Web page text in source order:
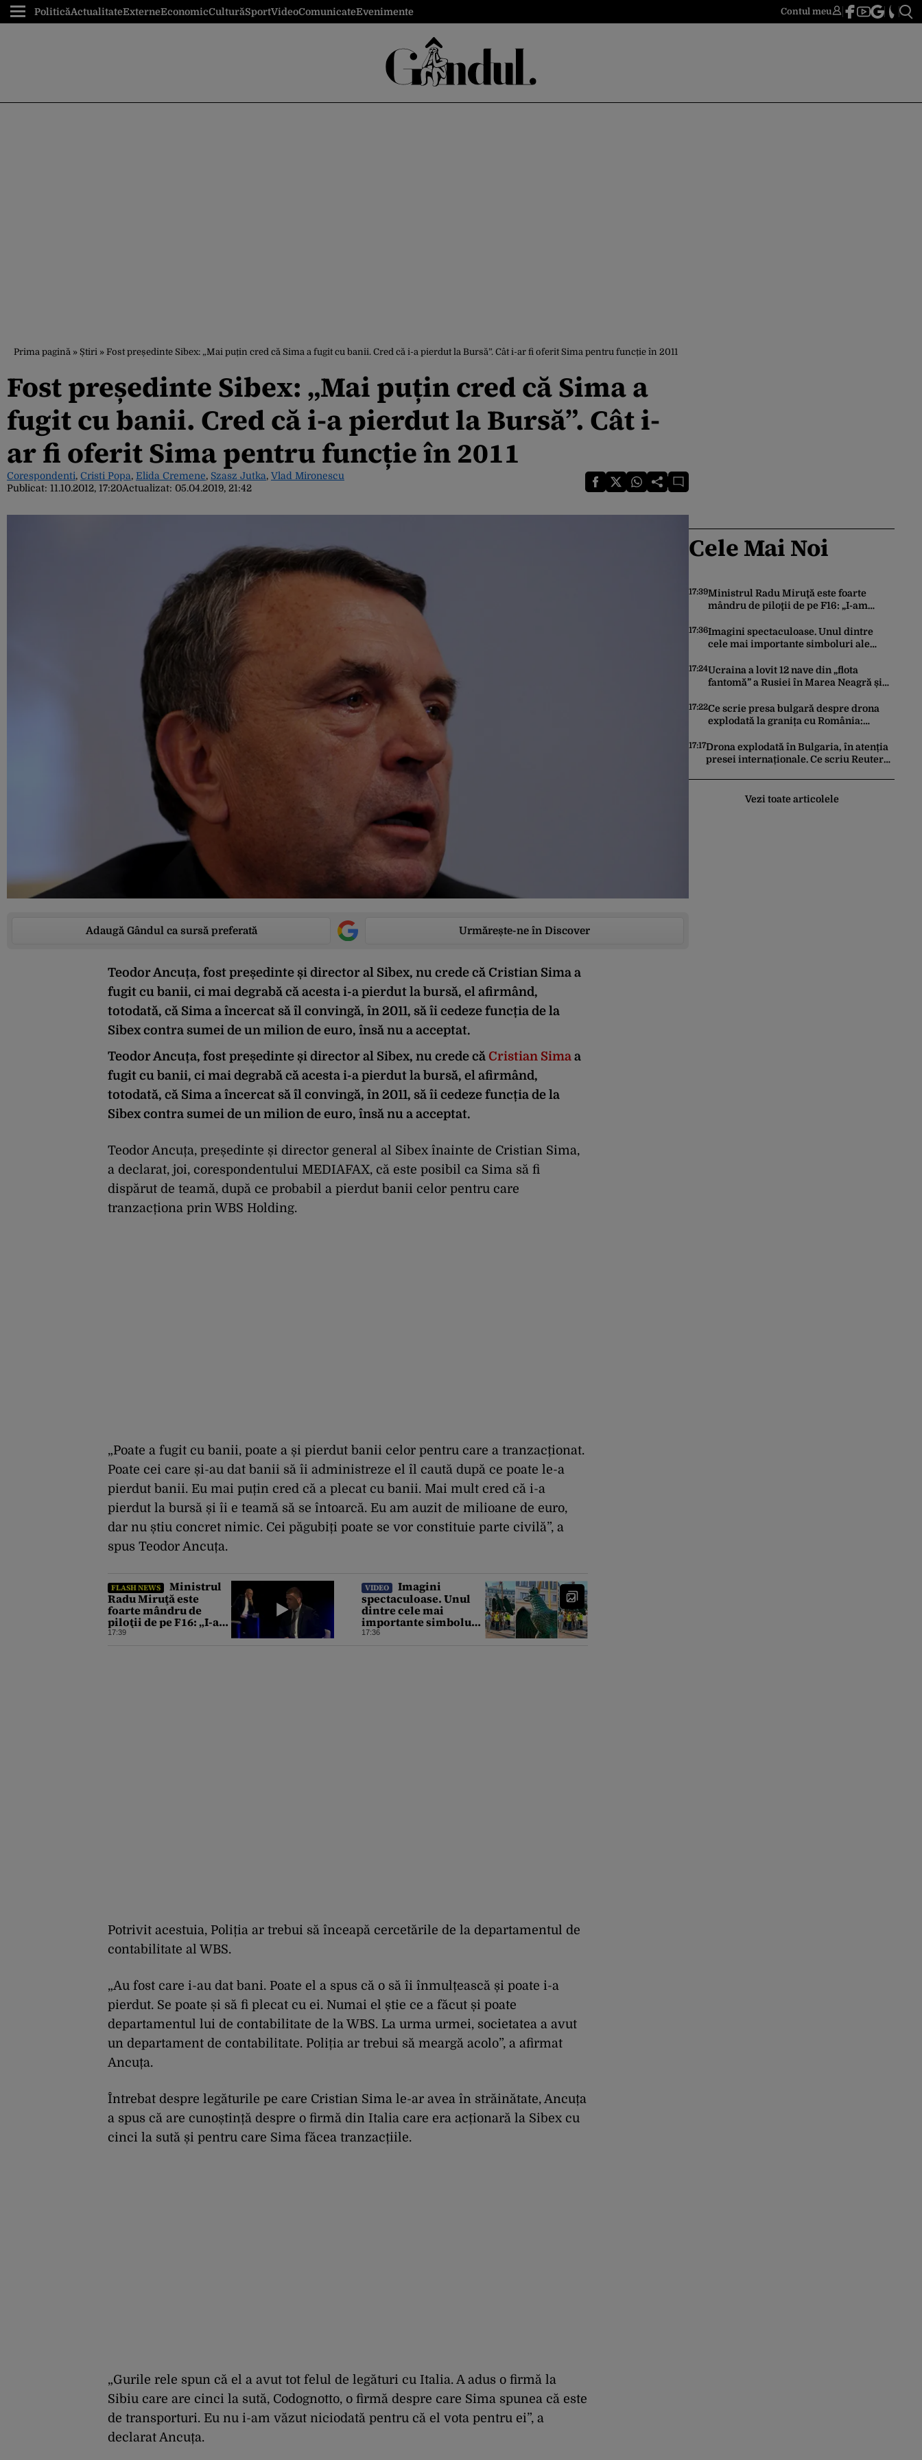
PoliticăActualitateExterneEconomicCulturăSportVideoComunicateEvenimente Contul meu
Prima pagină » Știri » Fost președinte Sibex: „Mai puțin cred că Sima a fugit cu banii. Cred că i-a pierdut la Bursă”. Cât i-ar fi oferit Sima pentru funcție în 2011
Fost președinte Sibex: „Mai puțin cred că Sima a
fugit cu banii. Cred că i-a pierdut la Bursă”. Cât i-
ar fi oferit Sima pentru funcție în 2011
Corespondenti, Cristi Popa, Elida Cremene, Szasz Jutka, Vlad Mironescu
Publicat: 11.10.2012, 17:20Actualizat: 05.04.2019, 21:42
Adaugă Gândul ca sursă preferată Urmărește-ne în Discover
Teodor Ancuța, fost președinte și director al Sibex, nu crede că Cristian Sima a
fugit cu banii, ci mai degrabă că acesta i-a pierdut la bursă, el afirmând,
totodată, că Sima a încercat să îl convingă, în 2011, să îi cedeze funcția de la
Sibex contra sumei de un milion de euro, însă nu a acceptat.
Teodor Ancuța, fost președinte și director al Sibex, nu crede că Cristian Sima a
fugit cu banii, ci mai degrabă că acesta i-a pierdut la bursă, el afirmând,
totodată, că Sima a încercat să îl convingă, în 2011, să îi cedeze funcția de la
Sibex contra sumei de un milion de euro, însă nu a acceptat.
Teodor Ancuța, președinte și director general al Sibex înainte de Cristian Sima,
a declarat, joi, corespondentului MEDIAFAX, că este posibil ca Sima să fi
dispărut de teamă, după ce probabil a pierdut banii celor pentru care
tranzacționa prin WBS Holding.
„Poate a fugit cu banii, poate a și pierdut banii celor pentru care a tranzacționat.
Poate cei care și-au dat banii să îi administreze el îl caută după ce poate le-a
pierdut banii. Eu mai puțin cred că a plecat cu banii. Mai mult cred că i-a
pierdut la bursă și îi e teamă să se întoarcă. Eu am auzit de milioane de euro,
dar nu știu concret nimic. Cei păgubiți poate se vor constituie parte civilă”, a
spus Teodor Ancuța.
FLASH NEWS
Ministrul
Radu Miruţă este
foarte mândru de
piloţii de pe F16: „I-am
simţit foarte
17:39
VIDEO
Imagini
spectaculoase. Unul
dintre cele mai
importante simboluri
ale Bucureștiului este
17:36
Potrivit acestuia, Poliția ar trebui să înceapă cercetările de la departamentul de
contabilitate al WBS.
„Au fost care i-au dat bani. Poate el a spus că o să îi înmulțească și poate i-a
pierdut. Se poate și să fi plecat cu ei. Numai el știe ce a făcut și poate
departamentul lui de contabilitate de la WBS. La urma urmei, societatea a avut
un departament de contabilitate. Poliția ar trebui să meargă acolo”, a afirmat
Ancuța.
Întrebat despre legăturile pe care Cristian Sima le-ar avea în străinătate, Ancuța
a spus că are cunoștință despre o firmă din Italia care era acționară la Sibex cu
cinci la sută și pentru care Sima făcea tranzacțiile.
„Gurile rele spun că el a avut tot felul de legături cu Italia. A adus o firmă la
Sibiu care are cinci la sută, Codognotto, o firmă despre care Sima spunea că este
de transporturi. Eu nu i-am văzut niciodată pentru că el vota pentru ei”, a
declarat Ancuța.
Cele Mai Noi
17:39Ministrul Radu Miruţă este foarte
mândru de piloţii de pe F16: „I-am
17:36Imagini spectaculoase. Unul dintre
cele mai importante simboluri ale
clădirea Palatului Universității
17:24Ucraina a lovit 12 nave din „flota
fantomă” a Rusiei în Marea Neagră și
august. Bilanțul a ajuns la 218
17:22Ce scrie presa bulgară despre drona
explodată la granița cu România:
17:17Drona explodată în Bulgaria, în atenția
presei internaționale. Ce scriu Reuters,
Vezi toate articolele